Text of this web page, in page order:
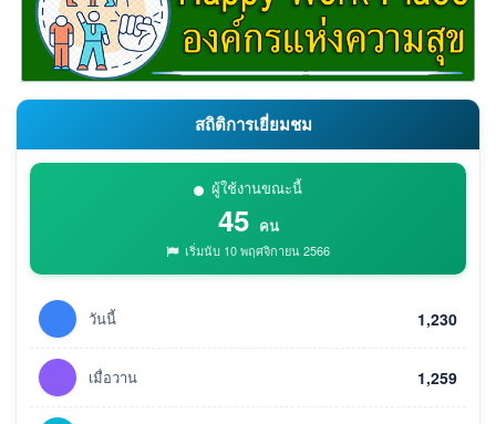
สถิติการเยี่ยมชม
ผู้ใช้งานขณะนี้
45 คน
เริ่มนับ 10 พฤศจิกายน 2566
วันนี้ 1,230
เมื่อวาน 1,259